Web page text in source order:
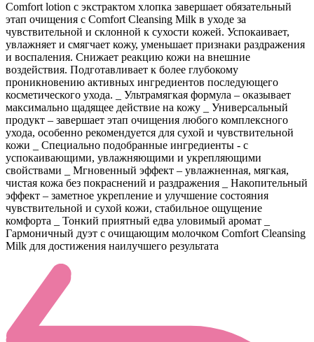
Comfort lotion с экстрактом хлопка завершает обязательный
этап очищения с Comfort Cleansing Milk в уходе за
чувствительной и склонной к сухости кожей. Успокаивает,
увлажняет и смягчает кожу, уменьшает признаки раздражения
и воспаления. Снижает реакцию кожи на внешние
воздействия. Подготавливает к более глубокому
проникновению активных ингредиентов последующего
косметического ухода. _ Ультрамягкая формула – оказывает
максимально щадящее действие на кожу _ Универсальный
продукт – завершает этап очищения любого комплексного
ухода, особенно рекомендуется для сухой и чувствительной
кожи _ Специально подобранные ингредиенты - с
успокаивающими, увлажняющими и укрепляющими
свойствами _ Мгновенный эффект – увлажненная, мягкая,
чистая кожа без покраснений и раздражения _ Накопительный
эффект – заметное укрепление и улучшение состояния
чувствительной и сухой кожи, стабильное ощущение
комфорта _ Тонкий приятный едва уловимый аромат _
Гармоничный дуэт с очищающим молочком Comfort Cleansing
Milk для достижения наилучшего результата